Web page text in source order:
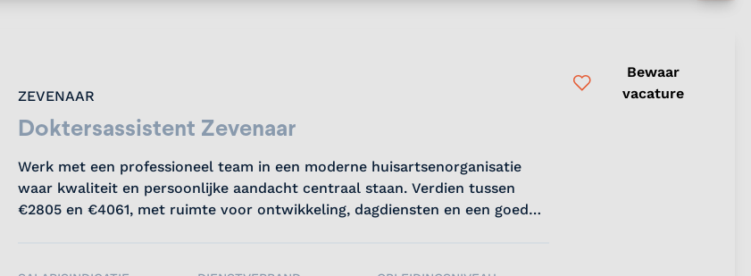
ZEVENAAR
Doktersassistent Zevenaar
Werk met een professioneel team in een moderne huisartsenorganisatie
waar kwaliteit en persoonlijke aandacht centraal staan. Verdien tussen
€2805 en €4061, met ruimte voor ontwikkeling, dagdiensten en een goede
Bewaar
vacature